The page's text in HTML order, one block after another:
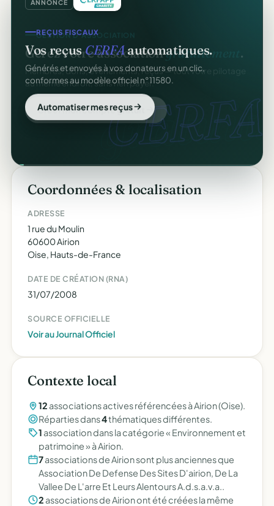
ANNONCE
CERFA.
REÇUS FISCAUX
Vos reçusCERFAautomatiques.
Générés et envoyés à vos donateurs en un clic,
conformes au modèle officiel n°11580.
Automatiser mes reçus
Coordonnées & localisation
ADRESSE
1 rue du Moulin
60600 Airion
Oise, Hauts-de-France
DATE DE CRÉATION (RNA)
31/07/2008
SOURCE OFFICIELLE
Voir au Journal Officiel
Contexte local
12 associations actives référencées à Airion (Oise).
Réparties dans4thématiques différentes.
1 association dans la catégorie « Environnement et
patrimoine » à Airion.
7associations de Airion sont plus anciennes que
Association De Defense Des Sites D'airion, De La
Vallee De L'arre Et Leurs Alentours A.d.s.a.v.a..
2 associations de Airion ont été créées la même